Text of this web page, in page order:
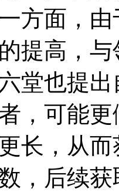
方面，
提高，
堂也提
，可能
长，从
，后续